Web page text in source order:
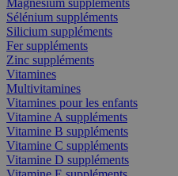
Magnésium suppléments
Sélénium suppléments
Silicium suppléments
Fer suppléments
Zinc suppléments
Vitamines
Multivitamines
Vitamines pour les enfants
Vitamine A suppléments
Vitamine B suppléments
Vitamine C suppléments
Vitamine D suppléments